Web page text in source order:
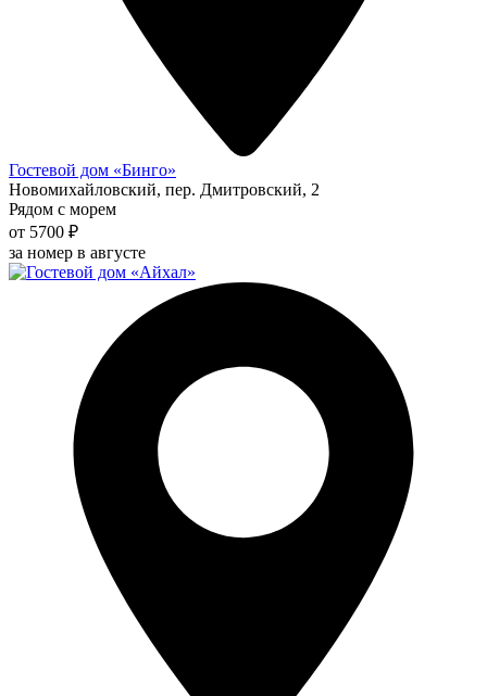
Гостевой дом «Бинго»
Новомихайловский, пер. Дмитровский, 2
Рядом с морем
от 5700 ₽
за номер в августе